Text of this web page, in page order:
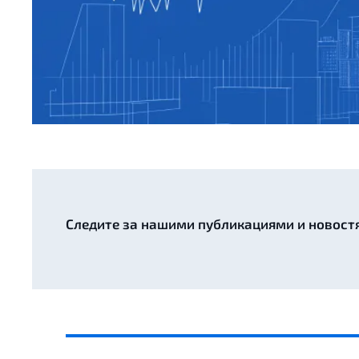
Следите за нашими публикациями и